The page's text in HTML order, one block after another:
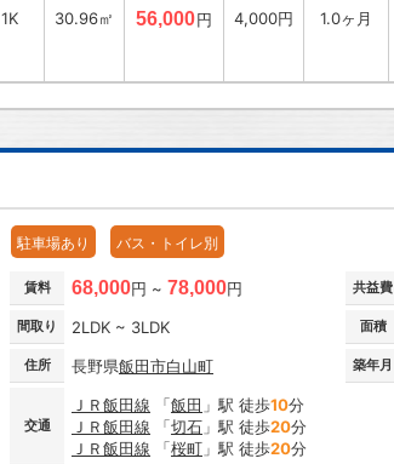
1K 30.96㎡ 56,000円 4,000円 1.0ヶ月
駐車場あり バス・トイレ別
賃料 68,000円 ~ 78,000円 共益費
間取り 2LDK ~ 3LDK 面積
住所 長野県飯田市白山町 築年月
交通
ＪＲ飯田線 「飯田 」駅 徒歩10分
ＪＲ飯田線 「切石 」駅 徒歩20分
ＪＲ飯田線 「桜町 」駅 徒歩20分